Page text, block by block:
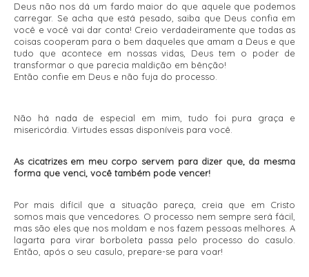
Deus não nos dá um fardo maior do que aquele que podemos
carregar. Se acha que está pesado, saiba que Deus confia em
você e você vai dar conta! Creio verdadeiramente que todas as
coisas cooperam para o bem daqueles que amam a Deus e que
tudo que acontece em nossas vidas, Deus tem o poder de
transformar o que parecia maldição em bênção!
Então confie em Deus e não fuja do processo.
Não há nada de especial em mim, tudo foi pura graça e
misericórdia. Virtudes essas disponíveis para você.
As cicatrizes em meu corpo servem para dizer que, da mesma
forma que venci, você também pode vencer!
Por mais difícil que a situação pareça, creia que em Cristo
somos mais que vencedores. O processo nem sempre será fácil,
mas são eles que nos moldam e nos fazem pessoas melhores. A
lagarta para virar borboleta passa pelo processo do casulo.
Então, após o seu casulo, prepare-se para voar!